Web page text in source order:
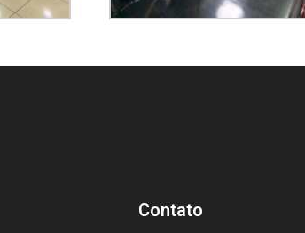
Contato